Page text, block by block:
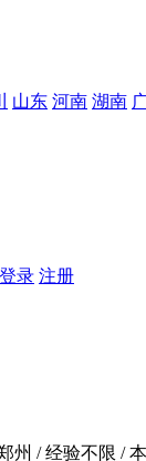
山东 河南 湖南
登录 注册
州 / 经验不限 /